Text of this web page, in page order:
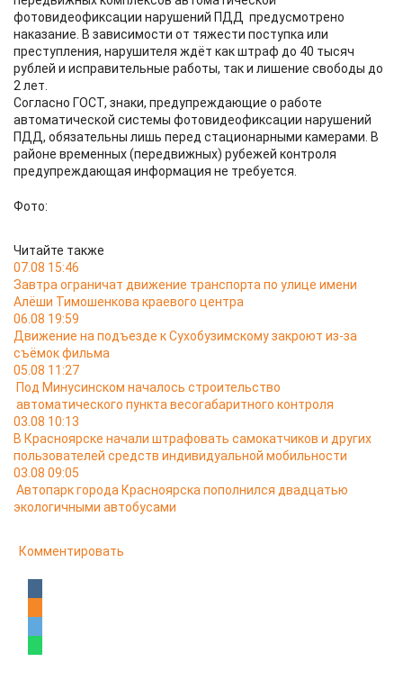
фотовидеофиксации нарушений ПДД предусмотрено
наказание. В зависимости от тяжести поступка или
преступления, нарушителя ждёт как штраф до 40 тысяч
рублей и исправительные работы, так и лишение свободы до
2 лет.
Согласно ГОСТ, знаки, предупреждающие о работе
автоматической системы фотовидеофиксации нарушений
ПДД, обязательны лишь перед стационарными камерами. В
районе временных (передвижных) рубежей контроля
предупреждающая информация не требуется.
Фото:
Читайте также
07.08 15:46
Завтра ограничат движение транспорта по улице имени
Алёши Тимошенкова краевого центра
06.08 19:59
Движение на подъезде к Сухобузимскому закроют из-за
съёмок фильма
05.08 11:27
Под Минусинском началось строительство
автоматического пункта весогабаритного контроля
03.08 10:13
В Красноярске начали штрафовать самокатчиков и других
пользователей средств индивидуальной мобильности
03.08 09:05
Автопарк города Красноярска пополнился двадцатью
экологичными автобусами
Комментировать